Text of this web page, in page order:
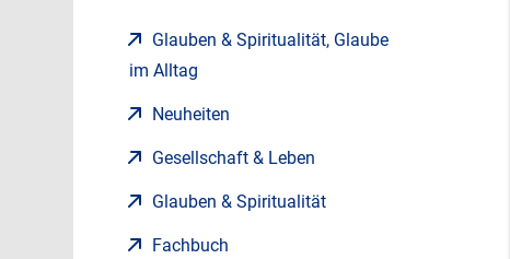
Glauben & Spiritualität, Glaube
im Alltag
Neuheiten
Gesellschaft & Leben
Glauben & Spiritualität
Fachbuch